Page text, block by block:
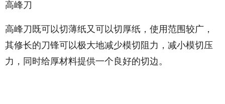
高峰刀
高峰刀既可以切薄纸又可以切厚纸，使用范围较广，
其修长的刀锋可以极大地减少模切阻力，减小模切压
力，同时给厚材料提供一个良好的切边。